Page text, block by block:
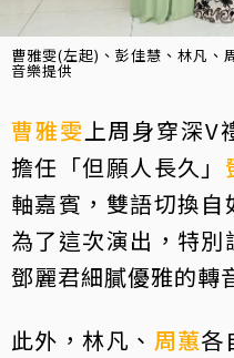
曹雅雯(左起)、彭佳慧、林凡、
音樂提供
曹雅雯 上周身穿深V
擔任「但願人長久」
軸嘉賓，雙語切換
為了這次演出，特
鄧麗君細膩優雅的轉
此外，林凡、 周蕙各